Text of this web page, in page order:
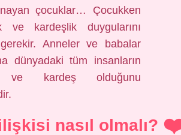
çocuklar… Çocukken
ve kardeşlik duygularını
Anneler ve babalar
dünyadaki tüm insanların
ve kardeş olduğunu
nasıl olmalı?